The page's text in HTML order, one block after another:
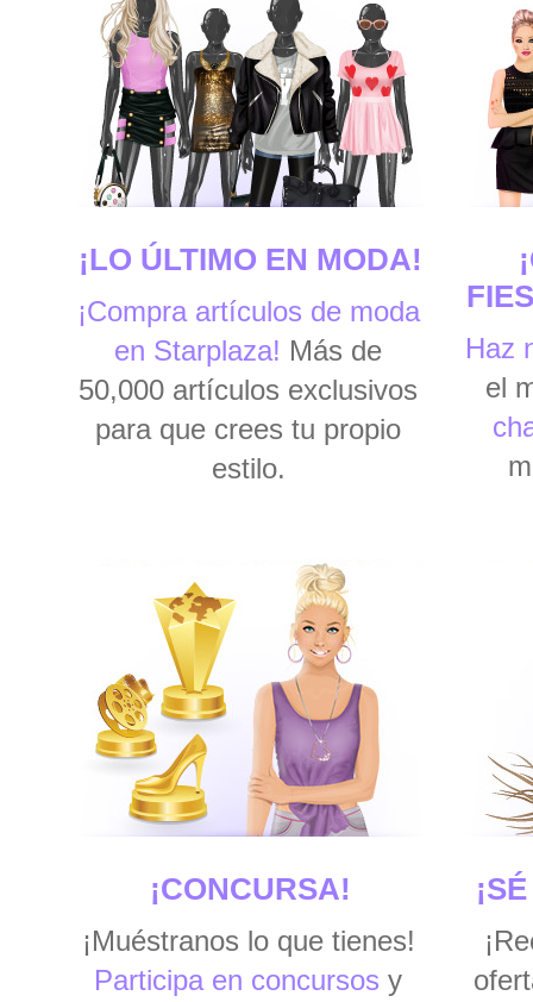
¡LO ÚLTIMO EN MODA!
¡Compra artículos de moda
en Starplaza! Más de
50,000 artículos exclusivos
para que crees tu propio
estilo.
Haz
el
¡CONCURSA!
¡Muéstranos lo que tienes!
Participa en concursos y